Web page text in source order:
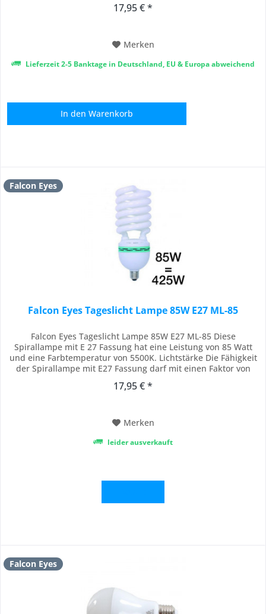
Stärke einer normalen Glühlampe. Die Fähigkeit dieser 55W-
17,95 € *
Merken
Lieferzeit 2-5 Banktage in Deutschland, EU & Europa abweichend
In den Warenkorb
Falcon Eyes
Falcon Eyes Tageslicht Lampe 85W E27 ML-85
Falcon Eyes Tageslicht Lampe 85W E27 ML-85 Diese
Spirallampe mit E 27 Fassung hat eine Leistung von 85 Watt
und eine Farbtemperatur von 5500K. Lichtstärke Die Fähigkeit
der Spirallampe mit E27 Fassung darf mit einen Faktor von
normalen Glühlampe. Die Fähigkeit dieser 85W-Spirallampe ist
17,95 € *
Merken
leider ausverkauft
Falcon Eyes